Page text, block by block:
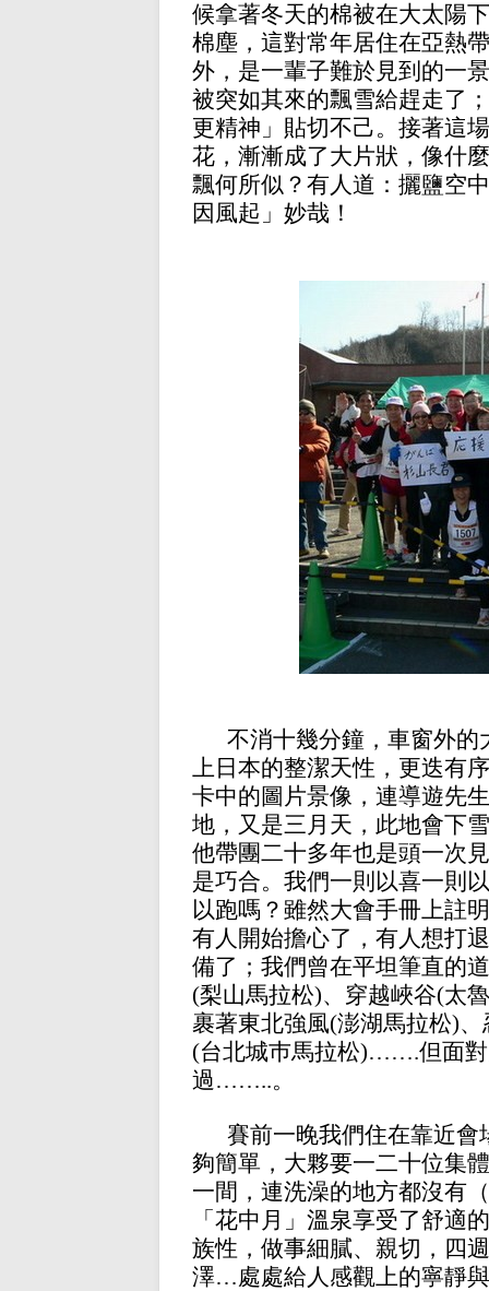
候拿著冬天的棉被在大太陽
棉塵，這對常年居住在亞熱
外，是一輩子難於見到的一
被突如其來的飄雪給趕走了
更精神」貼切不己。接著這
花，漸漸成了大片狀，像什
飄何所似？有人道：攦鹽空
因風起」妙哉！
不消十幾分鐘，車窗外
上日本的整潔天性，更迭有
卡中的圖片景像，連導遊先
地，又是三月天，此地會下
他帶團二十多年也是頭一次
是巧合。我們一則以喜一則
以跑嗎？雖然大會手冊上註
有人開始擔心了，有人想打
備了；我們曾在平坦筆直的
(梨山馬拉松)、穿越峽谷(太
裹著東北強風(澎湖馬拉松)
(台北城巿馬拉松)…….但面
過……..。
賽前一晚我們住在靠近會
夠簡單，大夥要一二十位集
一間，連洗澡的地方都沒有
「花中月」溫泉享受了舒適
族性，做事細膩、親切，四
澤…處處給人感觀上的寧靜